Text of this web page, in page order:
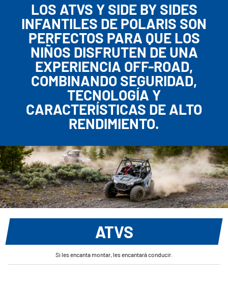
LOS ATVS Y SIDE BY SIDES
INFANTILES DE POLARIS SON
PERFECTOS PARA QUE LOS
NIÑOS DISFRUTEN DE UNA
EXPERIENCIA OFF-ROAD,
COMBINANDO SEGURIDAD,
TECNOLOGÍA Y
CARACTERÍSTICAS DE ALTO
RENDIMIENTO.
ATVS
Si les encanta montar, les encantará conducir.